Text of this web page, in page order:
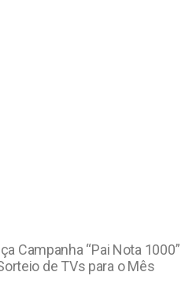
Campanha “Pai Nota 1000”
de TVs para o Mês